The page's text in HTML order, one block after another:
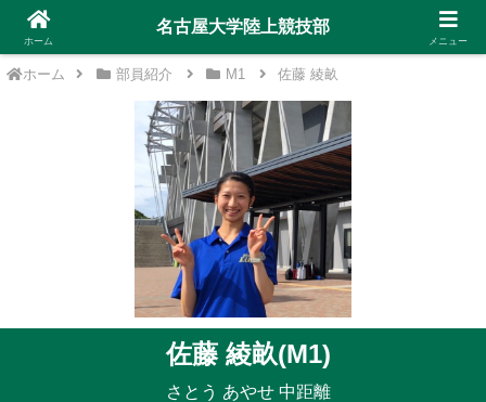
ホーム 部員紹介 M1 佐藤 綾畝
佐藤 綾畝(M1)
さとう あやせ 中距離
ホーム
名古屋大学陸上競技部
メニュー